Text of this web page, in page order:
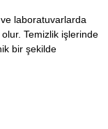
laboratuvarlarda
olur. Temizlik işlerinde
bir şekilde